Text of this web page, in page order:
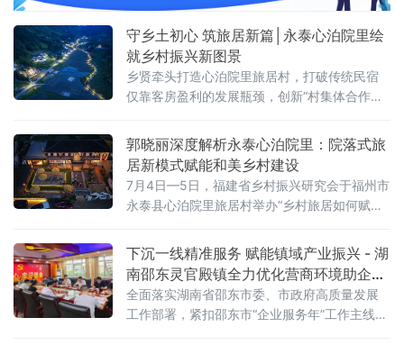
模式由“输血式”向“造血式”加速转变。岳峰村地
处安化县东部，是湖南文旅集团乡村振兴定点
帮扶村。调研期间，杨宏伟一行先后察看集团
援建的农田
守乡土初心 筑旅居新篇│永泰心泊院里绘
就乡村振兴新图景
乡贤牵头打造心泊院里旅居村，打破传统民宿
仅靠客房盈利的发展瓶颈，创新“村集体合作社
化运营、特色康养产品与常态化社群活动，走
出一条守护乡土、全民共富的乡村振兴特色路
径。
郭晓丽深度解析永泰心泊院里：院落式旅
居新模式赋能和美乡村建设
7月4日—5日，福建省乡村振兴研究会于福州市
永泰县心泊院里旅居村举办“乡村旅居如何赋能
乡村振兴研究会副会长郑维荣出席活动，旅居
行业专家、乡镇基层干部、文旅从业者、高校
师生等各界代表参会，聚焦福建乡村旅居发展
痛点共寻破局之道。天青色文旅集团总经理郭
晓丽现场作主旨分享，以永泰心泊院里旅居村
下沉一线精准服务 赋能镇域产业振兴 - 湖
南邵东灵官殿镇全力优化营商环境助企发
展
全面落实湖南省邵东市委、市政府高质量发展
工作部署，紧扣邵东市“企业服务年”工作主线，